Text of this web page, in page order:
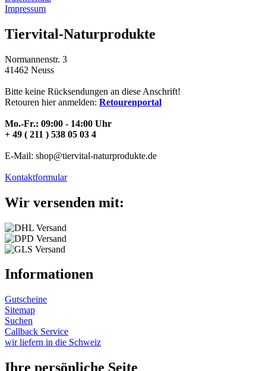
Impressum
Tiervital-Naturprodukte
Normannenstr. 3
41462 Neuss
Bitte keine Rücksendungen an diese Anschrift!
Retouren hier anmelden: Retourenportal
Mo.-Fr.: 09:00 - 14:00 Uhr
+ 49 ( 211 ) 538 05 03 4
E-Mail: shop@tiervital-naturprodukte.de
Kontaktformular
Wir versenden mit:
Informationen
Gutscheine
Sitemap
Suchen
Callback Service
wir liefern in die Schweiz
Ihre persönliche Seite